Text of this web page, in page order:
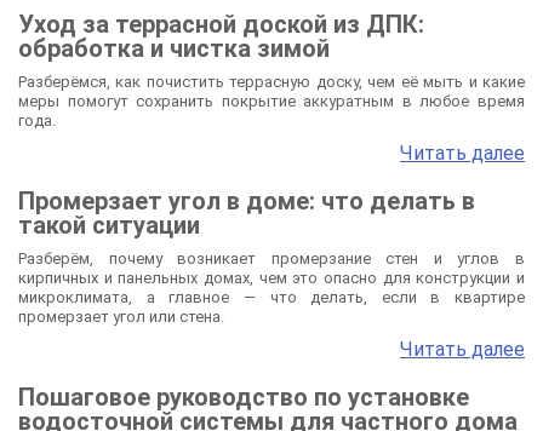
Уход за террасной доской из ДПК:
обработка и чистка зимой
Разберёмся, как почистить террасную доску, чем её мыть и какие
меры помогут сохранить покрытие аккуратным в любое время
года.
Читать далее
Промерзает угол в доме: что делать в
такой ситуации
Разберём, почему возникает промерзание стен и углов в
кирпичных и панельных домах, чем это опасно для конструкции и
микроклимата, а главное — что делать, если в квартире
промерзает угол или стена.
Читать далее
Пошаговое руководство по установке
водосточной системы для частного дома